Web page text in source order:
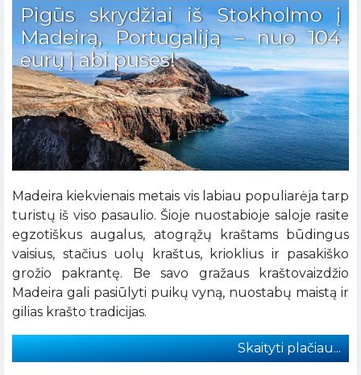
Pigūs skrydžiai iš Stokholmo į
Madeirą, Portugaliją – nuo 104
eurų į abi puses!
Madeira kiekvienais metais vis labiau populiarėja tarp
turistų iš viso pasaulio. Šioje nuostabioje saloje rasite
egzotiškus augalus, atogrąžų kraštams būdingus
vaisius, stačius uolų kraštus, krioklius ir pasakiško
grožio pakrantę. Be savo gražaus kraštovaizdžio
Madeira gali pasiūlyti puikų vyną, nuostabų maistą ir
gilias krašto tradicijas.
Skaityti plačiau...